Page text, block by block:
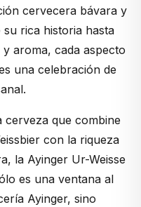
cervecera bávara y
su rica historia hasta
aroma, cada aspecto
una celebración de
cerveza que combine
con la riqueza
la Ayinger Ur-Weisse
es una ventana al
Ayinger, sino